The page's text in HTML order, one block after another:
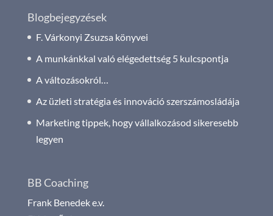
Blogbejegyzések
F. Várkonyi Zsuzsa könyvei
A munkánkkal való elégedettség 5 kulcspontja
A változásokról…
Az üzleti stratégia és innováció szerszámosládája
Marketing tippek, hogy vállalkozásod sikeresebb
legyen
BB Coaching
Frank Benedek e.v.